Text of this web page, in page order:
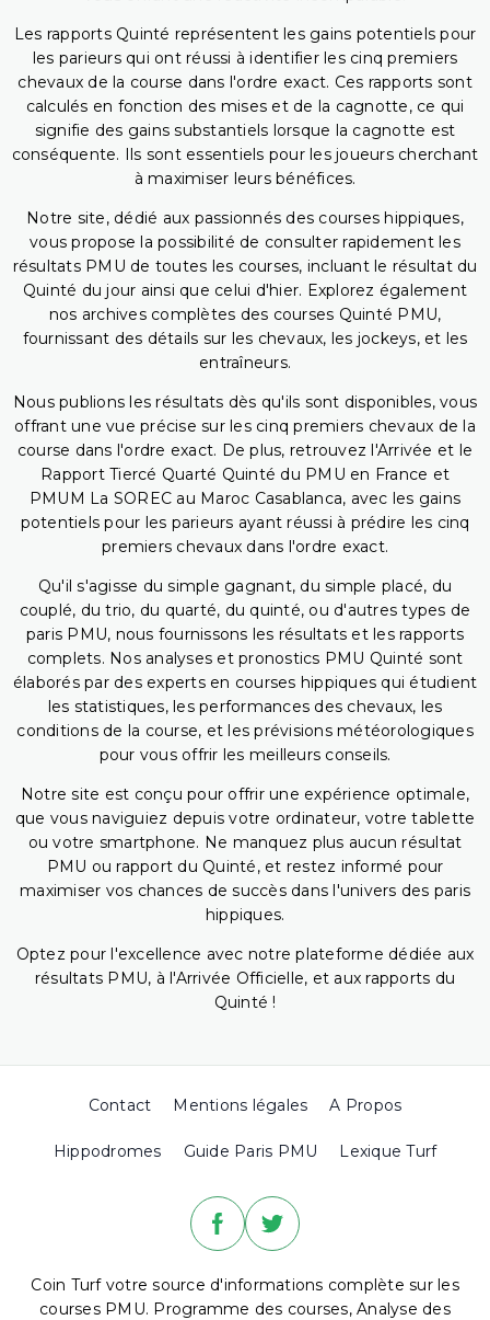
Les rapports Quinté représentent les gains potentiels pour
les parieurs qui ont réussi à identifier les cinq premiers
chevaux de la course dans l'ordre exact. Ces rapports sont
calculés en fonction des mises et de la cagnotte, ce qui
signifie des gains substantiels lorsque la cagnotte est
conséquente. Ils sont essentiels pour les joueurs cherchant
à maximiser leurs bénéfices.
Notre site, dédié aux passionnés des courses hippiques,
vous propose la possibilité de consulter rapidement les
résultats PMU de toutes les courses, incluant le résultat du
Quinté du jour ainsi que celui d'hier. Explorez également
nos archives complètes des courses Quinté PMU,
fournissant des détails sur les chevaux, les jockeys, et les
entraîneurs.
Nous publions les résultats dès qu'ils sont disponibles, vous
offrant une vue précise sur les cinq premiers chevaux de la
course dans l'ordre exact. De plus, retrouvez l'Arrivée et le
Rapport Tiercé Quarté Quinté du PMU en France et
PMUM La SOREC au Maroc Casablanca, avec les gains
potentiels pour les parieurs ayant réussi à prédire les cinq
premiers chevaux dans l'ordre exact.
Qu'il s'agisse du simple gagnant, du simple placé, du
couplé, du trio, du quarté, du quinté, ou d'autres types de
paris PMU, nous fournissons les résultats et les rapports
complets. Nos analyses et pronostics PMU Quinté sont
élaborés par des experts en courses hippiques qui étudient
les statistiques, les performances des chevaux, les
conditions de la course, et les prévisions météorologiques
pour vous offrir les meilleurs conseils.
Notre site est conçu pour offrir une expérience optimale,
que vous naviguiez depuis votre ordinateur, votre tablette
ou votre smartphone. Ne manquez plus aucun résultat
PMU ou rapport du Quinté, et restez informé pour
maximiser vos chances de succès dans l'univers des paris
hippiques.
Optez pour l'excellence avec notre plateforme dédiée aux
résultats PMU, à l'Arrivée Officielle, et aux rapports du
Quinté !
Contact Mentions légales A Propos
Hippodromes Guide Paris PMU Lexique Turf
Coin Turf votre source d'informations complète sur les
courses PMU. Programme des courses, Analyse des